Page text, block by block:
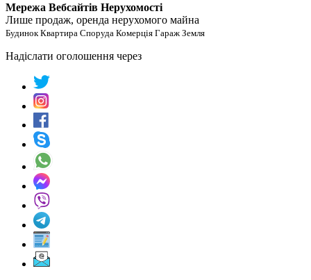
Мережа Вебсайтів Нерухомості
Лише продаж, оренда нерухомого майна
Будинок Квартира Споруда Комерція Гараж Земля
Надіслати оголошення через